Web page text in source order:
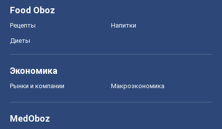
Food Oboz
Рецепты Напитки
Диеты
Экономика
Рынки и компании Mакроэкономика
MedOboz